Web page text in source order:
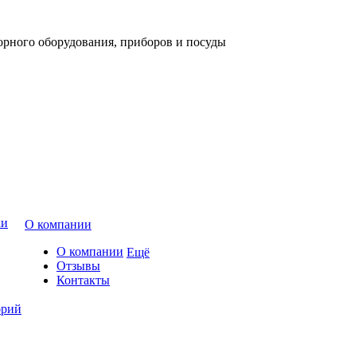
оборудования, приборов и посуды
О компании
О компании
Отзывы
Контакты
Ещё